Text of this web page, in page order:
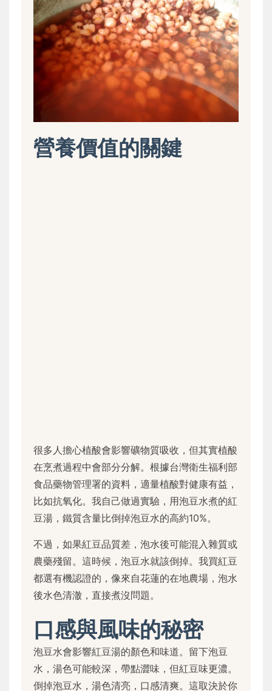
營養價值的關鍵
很多人擔心植酸會影響礦物質吸收，但其實植酸
在烹煮過程中會部分分解。根據台灣衛生福利部
食品藥物管理署的資料，適量植酸對健康有益，
比如抗氧化。我自己做過實驗，用泡豆水煮的紅
豆湯，鐵質含量比倒掉泡豆水的高約10%。
不過，如果紅豆品質差，泡水後可能混入雜質或
農藥殘留。這時候，泡豆水就該倒掉。我買紅豆
都選有機認證的，像來自花蓮的在地農場，泡水
後水色清澈，直接煮沒問題。
口感與風味的秘密
泡豆水會影響紅豆湯的顏色和味道。留下泡豆
水，湯色可能較深，帶點澀味，但紅豆味更濃。
倒掉泡豆水，湯色清亮，口感清爽。這取決於你